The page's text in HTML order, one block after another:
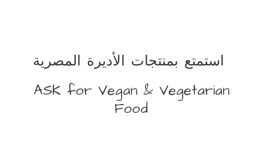
ASK for Vegan & Vegetarian
Food